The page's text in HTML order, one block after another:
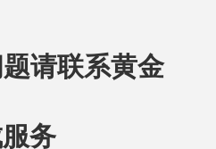
请联系黄金
务